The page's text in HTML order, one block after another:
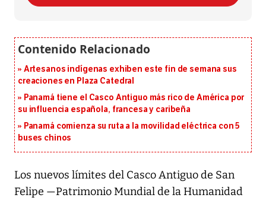
Artesanos indígenas exhiben este fin de semana sus
creaciones en Plaza Catedral
Panamá tiene el Casco Antiguo más rico de América por
su influencia española, francesa y caribeña
Panamá comienza su ruta a la movilidad eléctrica con 5
buses chinos
Los nuevos límites del Casco Antiguo de San
Felipe —Patrimonio Mundial de la Humanidad